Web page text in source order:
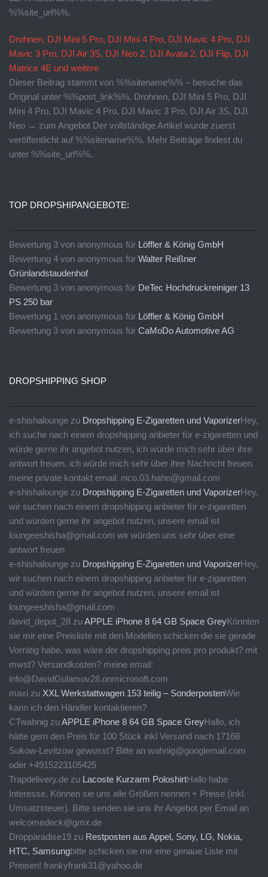
%%site_url%%.
Drohnen, DJI Mini 5 Pro, DJI Mini 4 Pro, DJI Mavic 4 Pro, DJI
Mavic 3 Pro, DJI Air 3S, DJI Neo 2, DJI Avata 2, DJI Flip, DJI
Matrice 4E und weitere
Dieser Beitrag stammt von %%sitename%% – besuche das
Original unter %%post_link%%. Drohnen, DJI Mini 5 Pro, DJI
Mini 4 Pro, DJI Mavic 4 Pro, DJI Mavic 3 Pro, DJI Air 3S, DJI
Neo → zum Angebot Der vollständige Artikel wurde zuerst
veröffentlicht auf %%sitename%%. Mehr Beiträge findest du
unter %%site_url%%.
TOP DROPSHIPANGEBOTE:
Bewertung 3 von anonymous für Löffler & König GmbH
Bewertung 4 von anonymous für Walter Reißner
Grünlandstaudenhof
Bewertung 3 von anonymous für DeTec Hochdruckreiniger 13
PS 250 bar
Bewertung 1 von anonymous für Löffler & König GmbH
Bewertung 3 von anonymous für CaMoDo Automotive AG
DROPSHIPPING SHOP
e-shishalounge zu Dropshipping E-Zigaretten und VaporizerHey,
ich suche nach einem dropshipping anbieter für e-zigaretten und
würde gerne ihr angebot nutzen, ich würde mich sehr über ihre
antwort freuen. ich würde mich sehr über ihre Nachricht freuen.
meine private kontakt email: nico.03.hahn@gmail.com
e-shishalounge zu Dropshipping E-Zigaretten und VaporizerHey,
wir suchen nach einem dropshipping anbieter für e-zigaretten
und würden gerne ihr angebot nutzen, unsere email ist
loungeeshisha@gmail.com wir würden uns sehr über eine
antwort freuen
e-shishalounge zu Dropshipping E-Zigaretten und VaporizerHey,
wir suchen nach einem dropshipping anbieter für e-zigaretten
und würden gerne ihr angebot nutzen, unsere email ist
loungeeshisha@gmail.com
david_depot_28 zu APPLE iPhone 8 64 GB Space GreyKönnten
sie mir eine Preisliste mit den Modellen schicken die sie gerade
Vorrätig habe. was wäre der dropshipping preis pro produkt? mit
mwst? Versandkosten? meine email:
info@DavidGulamov28.onmicrosoft.com
maxi zu XXL Werkstattwagen 153 teilig – SonderpostenWie
kann ich den Händler kontaktieren?
CTwahnig zu APPLE iPhone 8 64 GB Space GreyHallo, ich
hätte gern den Preis für 100 Stück inkl Versand nach 17168
Sukow-Levitzow gewusst? Bitte an wahnig@googlemail.com
oder +4915223105425
Trapdelivery.de zu Lacoste Kurzarm PoloshirtHallo habe
Interesse. Können sie uns alle Größen nennen + Preise (inkl.
Umsatzsteuer). Bitte senden sie uns ihr Angebot per Email an
welcomedeck@gmx.de
Dropparadise19 zu Restposten aus Appel, Sony, LG, Nokia,
HTC, Samsungbitte schicken sie mir eine genaue Liste mit
Preisen! frankyfrank31@yahoo.de